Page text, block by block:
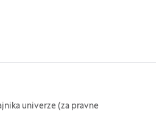
univerze (za pravne